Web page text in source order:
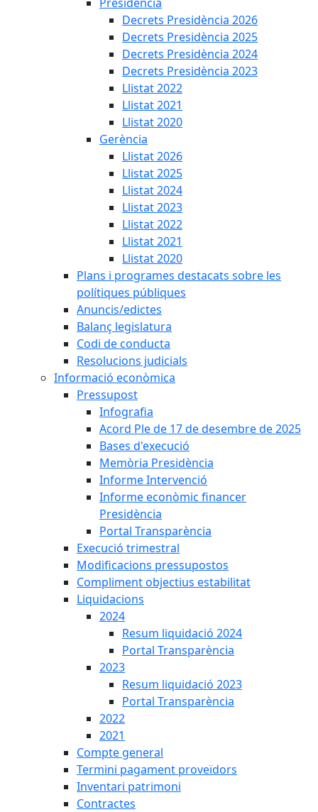
Decrets Presidència 2026
Decrets Presidència 2025
Decrets Presidència 2024
Decrets Presidència 2023
Llistat 2022
Llistat 2021
Llistat 2020
Gerència
Llistat 2026
Llistat 2025
Llistat 2024
Llistat 2023
Llistat 2022
Llistat 2021
Llistat 2020
Plans i programes destacats sobre les
polítiques públiques
Anuncis/edictes
Balanç legislatura
Codi de conducta
Resolucions judicials
Informació econòmica
Pressupost
Infografia
Acord Ple de 17 de desembre de 2025
Bases d'execució
Memòria Presidència
Informe Intervenció
Informe econòmic financer
Presidència
Portal Transparència
Execució trimestral
Modificacions pressupostos
Compliment objectius estabilitat
Liquidacions
2024
Resum liquidació 2024
Portal Transparència
2023
Resum liquidació 2023
Portal Transparència
2022
2021
Compte general
Termini pagament proveïdors
Inventari patrimoni
Contractes